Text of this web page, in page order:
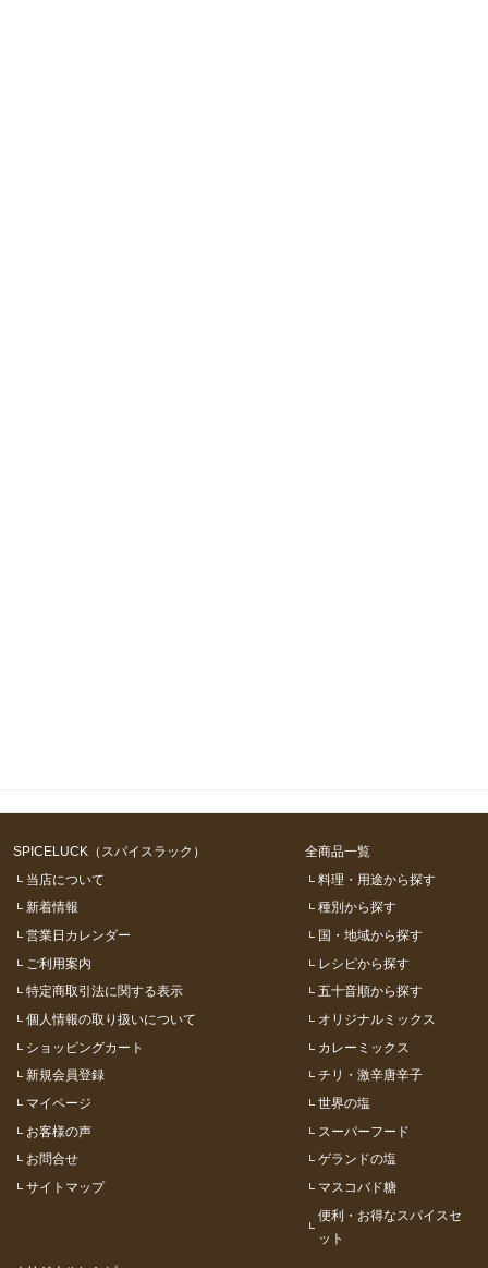
SPICELUCK（スパイスラック）
当店について
新着情報
営業日カレンダー
ご利用案内
特定商取引法に関する表示
個人情報の取り扱いについて
ショッピングカート
新規会員登録
マイページ
お客様の声
お問合せ
サイトマップ
全商品一覧
料理・用途から探す
種別から探す
国・地域から探す
レシピから探す
五十音順から探す
オリジナルミックス
カレーミックス
チリ・激辛唐辛子
世界の塩
スーパーフード
ゲランドの塩
マスコバド糖
便利・お得なスパイスセ
ット